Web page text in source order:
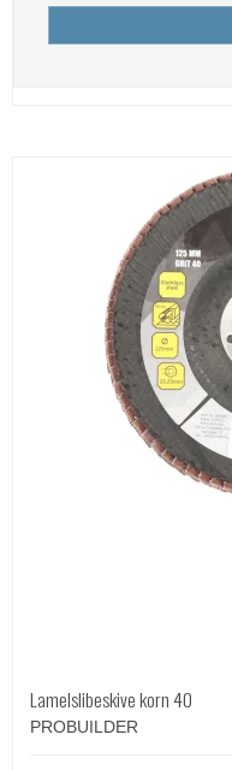
Lamelslibeskive korn 40
PROBUILDER